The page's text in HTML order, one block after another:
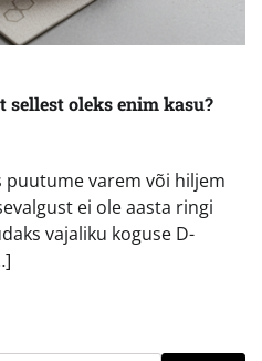
oleks enim kasu?
puutume varem või hiljem
ei ole aasta ringi
vajaliku koguse D-